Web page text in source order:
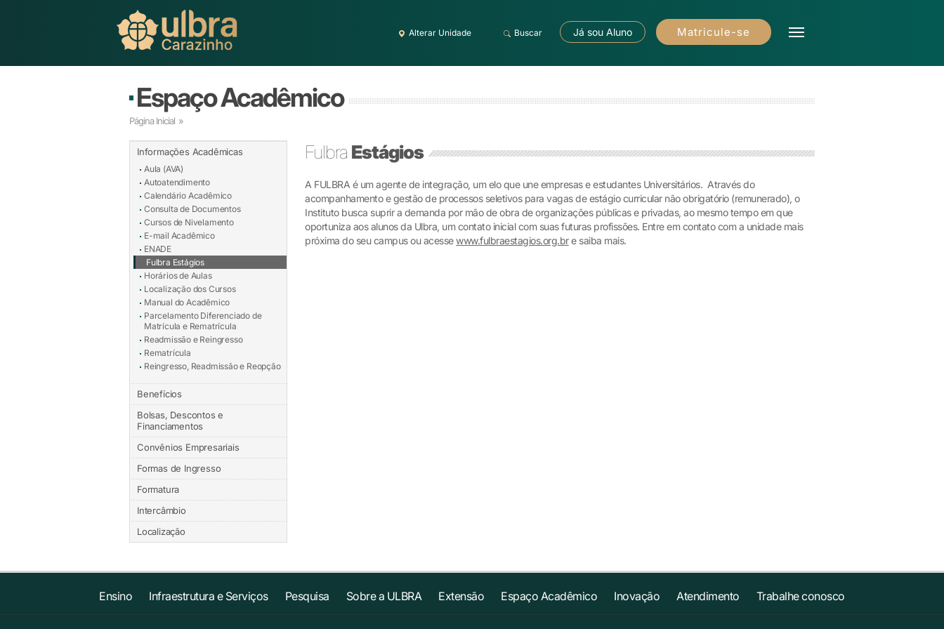
Alterar Unidade Buscar Já sou Aluno Matricule-se
Espaço Acadêmico
Página Inicial »
Informações Acadêmicas
Aula (AVA)
Autoatendimento
Calendário Acadêmico
Consulta de Documentos
Cursos de Nivelamento
E-mail Acadêmico
ENADE
Fulbra Estágios
Horários de Aulas
Localização dos Cursos
Manual do Acadêmico
Parcelamento Diferenciado de
Matrícula e Rematrícula
Readmissão e Reingresso
Rematrícula
Reingresso, Readmissão e Reopção
Benefícios
Bolsas, Descontos e
Financiamentos
Convênios Empresariais
Formas de Ingresso
Formatura
Intercâmbio
Localização
Fulbra Estágios
A FULBRA é um agente de integração, um elo que une empresas e estudantes Universitários. Através do
acompanhamento e gestão de processos seletivos para vagas de estágio curricular não obrigatório (remunerado), o
Instituto busca suprir a demanda por mão de obra de organizações públicas e privadas, ao mesmo tempo em que
oportuniza aos alunos da Ulbra, um contato inicial com suas futuras profissões. Entre em contato com a unidade mais
próxima do seu campus ou acessewww.fulbraestagios.org.bre saiba mais.
Ensino Infraestrutura e Serviços Pesquisa Sobre a ULBRA Extensão Espaço Acadêmico Inovação Atendimento Trabalhe conosco